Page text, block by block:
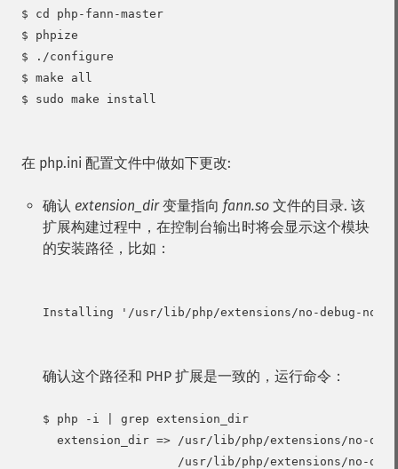
$ cd php-fann-master
$ phpize
$ ./configure
$ make all
$ sudo make install
在 php.ini 配置文件中做如下更改:
确认 extension_dir变量指向 fann.so 文件的目录. 该
扩展构建过程中，在控制台输出时将会显示这个模块
的安装路径，比如：
Installing '/usr/lib/php/extensions/no-debug-non-
确认这个路径和 PHP 扩展是一致的，运行命令：
$ php -i | grep extension_dir
extension_dir => /usr/lib/php/extensions/no-
/usr/lib/php/extensions/no-